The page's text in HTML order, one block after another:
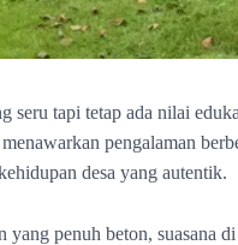
seru tapi tetap ada nilai
pengalaman
desa yang autentik.
yang penuh beton, suasana